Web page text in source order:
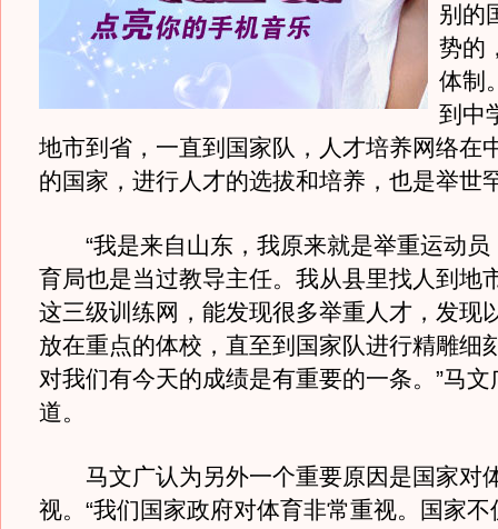
别的
势的
体制
到中
地市到省，一直到国家队，人才培养网络在
的国家，进行人才的选拔和培养，也是举世
“我是来自山东，我原来就是举重运动员
育局也是当过教导主任。我从县里找人到地
这三级训练网，能发现很多举重人才，发现
放在重点的体校，直至到国家队进行精雕细
对我们有今天的成绩是有重要的一条。”马文
道。
马文广认为另外一个重要原因是国家对
视。“我们国家政府对体育非常重视。国家